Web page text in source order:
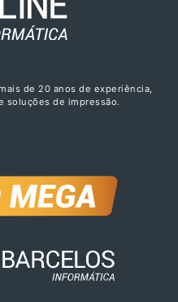
de 20 anos de experiência,
soluções de impressão.